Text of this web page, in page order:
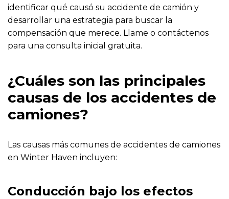
identificar qué causó su accidente de camión y
desarrollar una estrategia para buscar la
compensación que merece. Llame o contáctenos
para una consulta inicial gratuita.
¿Cuáles son las principales
causas de los accidentes de
camiones?
Las causas más comunes de accidentes de camiones
en Winter Haven incluyen:
Conducción bajo los efectos